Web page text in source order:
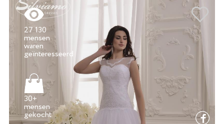
27 130
mensen
waren
30+
mensen
gekocht